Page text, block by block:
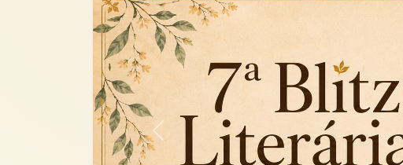
Previous